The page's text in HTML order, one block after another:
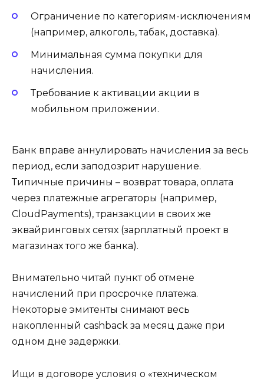
Ограничение по категориям-исключениям
(например, алкоголь, табак, доставка).
Минимальная сумма покупки для
начисления.
Требование к активации акции в
мобильном приложении.
Банк вправе аннулировать начисления за весь
период, если заподозрит нарушение.
Типичные причины – возврат товара, оплата
через платежные агрегаторы (например,
CloudPayments), транзакции в своих же
эквайринговых сетях (зарплатный проект в
магазинах того же банка).
Внимательно читай пункт об отмене
начислений при просрочке платежа.
Некоторые эмитенты снимают весь
накопленный cashback за месяц даже при
одном дне задержки.
Ищи в договоре условия о «техническом